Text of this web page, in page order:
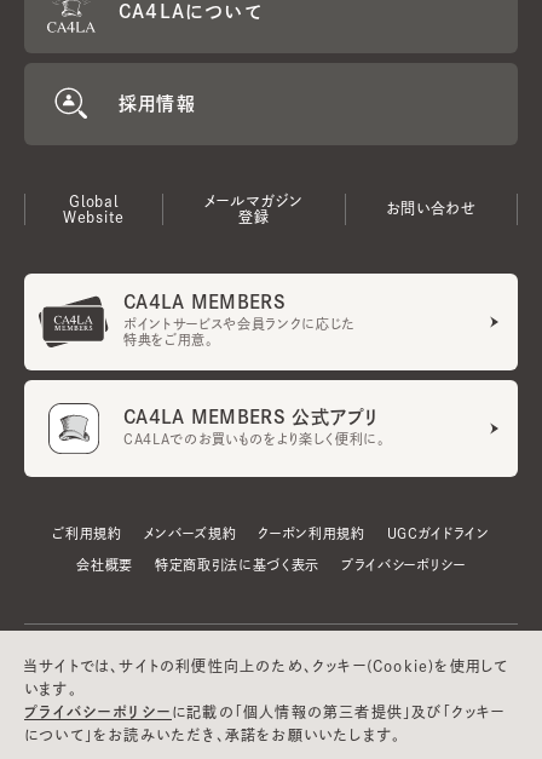
CA4LAについて
採用情報
Global
Website
メールマガジン
登録
お問い合わせ
CA4LA MEMBERS
ポイントサービスや会員ランクに応じた
特典をご用意。
CA4LA MEMBERS 公式アプリ
CA4LAでのお買いものをより楽しく便利に。
ご利用規約 メンバーズ規約 クーポン利用規約 UGCガイドライン
会社概要 特定商取引法に基づく表示 プライバシーポリシー
当サイトでは、サイトの利便性向上のため、クッキー(Cookie)を使用して
います。
プライバシーポリシー に記載の「個人情報の第三者提供」及び「クッキー
について」をお読みいただき、承諾をお願いいたします。